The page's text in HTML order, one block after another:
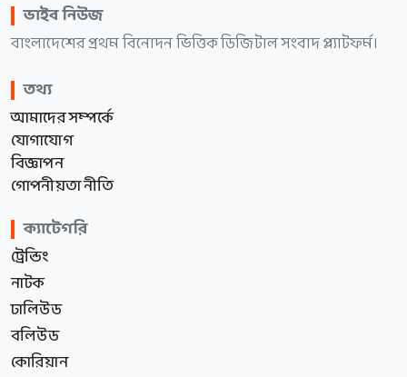
ভাইব নিউজ
বাংলাদেশের প্রথম বিনোদন ভিত্তিক ডিজিটাল সংবাদ প্ল্যাটফর্ম।
তথ্য
আমাদের সম্পর্কে
যোগাযোগ
বিজ্ঞাপন
গোপনীয়তা নীতি
ক্যাটেগরি
ট্রেন্ডিং
নাটক
ঢালিউড
বলিউড
কোরিয়ান